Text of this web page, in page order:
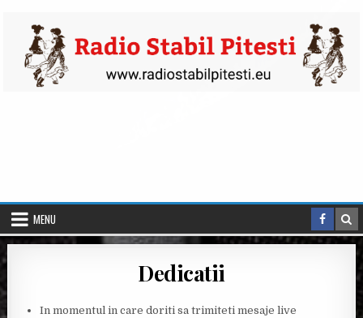
MENU
Dedicatii
In momentul in care doriti sa trimiteti mesaje live